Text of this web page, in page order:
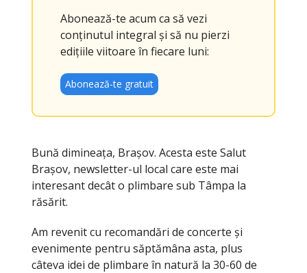
Abonează-te acum ca să vezi
conținutul integral și să nu pierzi
edițiile viitoare în fiecare luni:
Abonează-te gratuit
Bună dimineața, Brașov. Acesta este Salut
Brașov, newsletter-ul local care este mai
interesant decât o plimbare sub Tâmpa la
răsărit.
Am revenit cu recomandări de concerte și
evenimente pentru săptămâna asta, plus
câteva idei de plimbare în natură la 30-60 de